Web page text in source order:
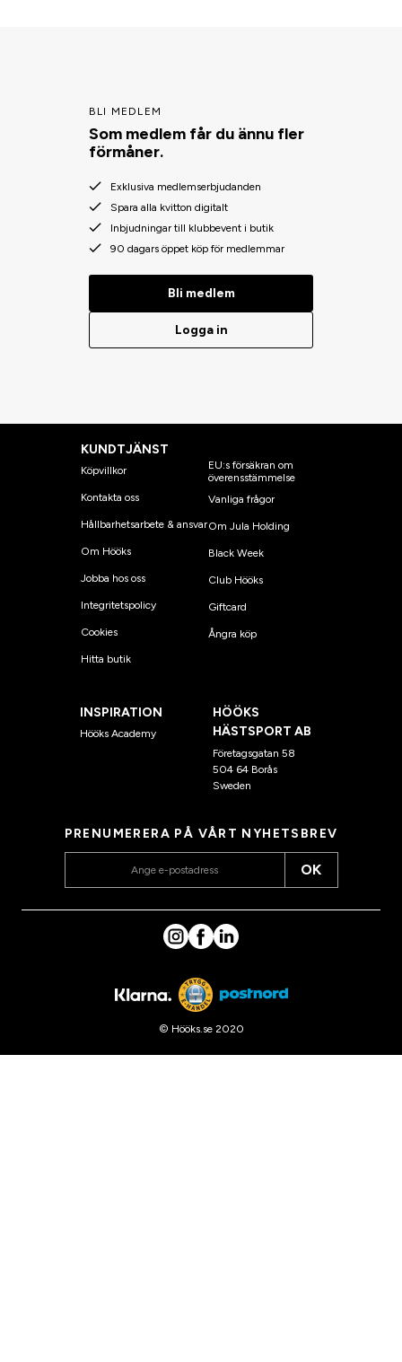
BLI MEDLEM
Som medlem får du ännu fler
förmåner.
Exklusiva medlemserbjudanden
Spara alla kvitton digitalt
Inbjudningar till klubbevent i butik
90 dagars öppet köp för medlemmar
Bli medlem
Logga in
KUNDTJÄNST
Köpvillkor
Kontakta oss
Hållbarhetsarbete & ansvar
Om Hööks
Jobba hos oss
Integritetspolicy
Cookies
Hitta butik
EU:s försäkran om
överensstämmelse
Vanliga frågor
Om Jula Holding
Black Week
Club Hööks
Giftcard
Ångra köp
INSPIRATION
Hööks Academy
HÖÖKS
HÄSTSPORT AB
Företagsgatan 58
504 64 Borås
Sweden
PRENUMERERA PÅ VÅRT NYHETSBREV
OK
© Hööks.se 2020